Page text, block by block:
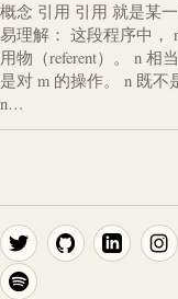
概念 引用 引用 就是某
易理解： 这段程序中，
用物（referent）。 n 相
是对 m 的操作。 n 既不
n…